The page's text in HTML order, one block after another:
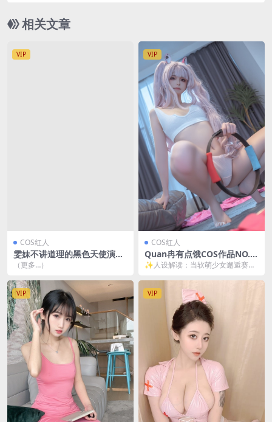
相关文章
VIP
COS红人
雯妹不讲道理的黑色天使演绎
[46P-548MB]
（更多…）
VIP
COS红人
Quan冉有点饿COS作品NO.2
1：机械甜心还原NIKKE爱丽
✨人设解读：当软萌少女邂逅赛博
oser，最近...
VIP VIP